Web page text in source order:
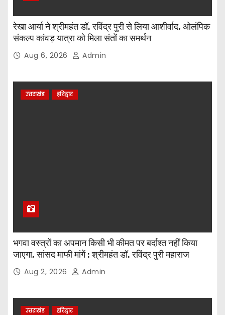
रेखा आर्या ने श्रीमहंत डॉ. रविंद्र पुरी से लिया आशीर्वाद, ओलंपिक
संकल्प कांवड़ यात्रा को मिला संतों का समर्थन
Aug 6, 2026 Admin
उत्तराखंड हरिद्वार
भगवा वस्त्रों का अपमान किसी भी कीमत पर बर्दाश्त नहीं किया
जाएगा, सांसद माफी मांगें : श्रीमहंत डॉ. रविंद्र पुरी महाराज
Aug 2, 2026 Admin
उत्तराखंड हरिद्वार